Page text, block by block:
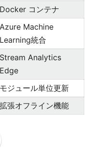
Docker コンテナ
Azure Machine
Learning統合
Stream Analytics
Edge
モジュール単位更新
拡張オフライン機能